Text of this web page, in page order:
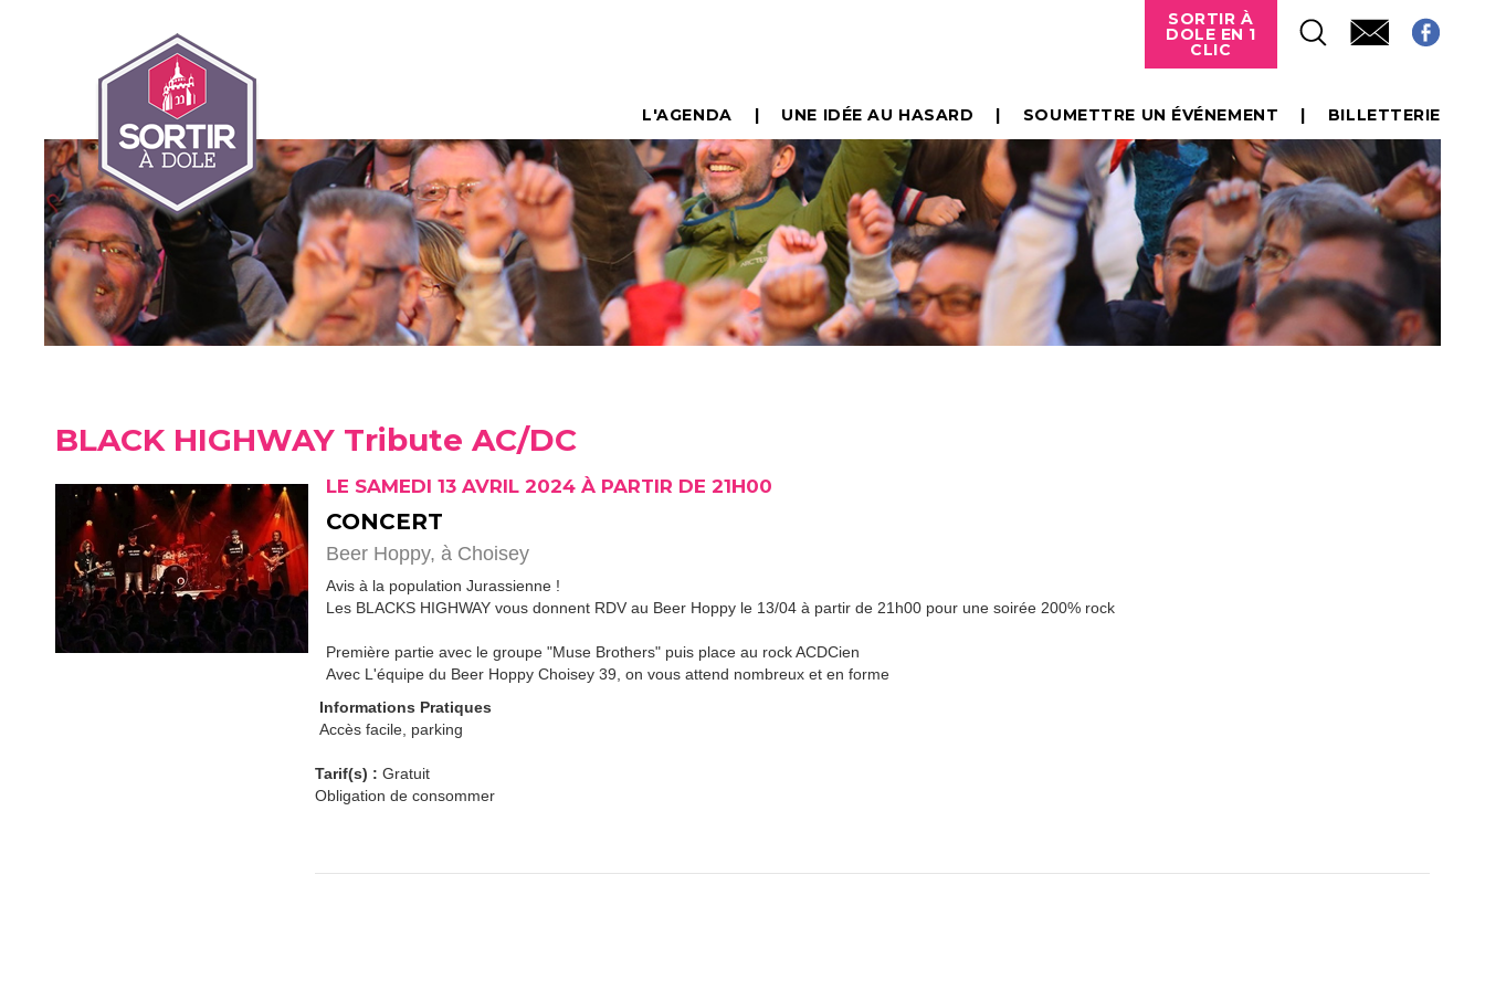
SORTIR À
DOLE EN 1
CLIC
L'AGENDA UNE IDÉE AU HASARD SOUMETTRE UN ÉVÉNEMENT BILLETTERIE
BLACK HIGHWAY Tribute AC/DC
LE SAMEDI 13 AVRIL 2024 À PARTIR DE 21H00
CONCERT
Beer Hoppy, à Choisey
Avis à la population Jurassienne !
Les BLACKS HIGHWAY vous donnent RDV au Beer Hoppy le 13/04 à partir de 21h00 pour une soirée 200% rock
Première partie avec le groupe "Muse Brothers" puis place au rock ACDCien
Avec L'équipe du Beer Hoppy Choisey 39, on vous attend nombreux et en forme
Informations Pratiques
Accès facile, parking
Tarif(s) : Gratuit
Obligation de consommer